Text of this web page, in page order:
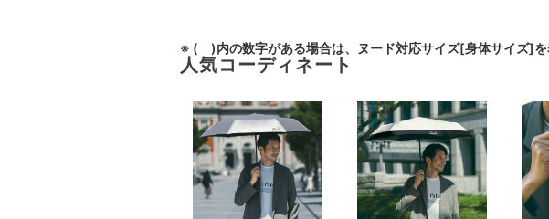
※ ( )内の数字がある場合は、ヌード対応サイズ[身体サイズ]を
人気コーディネート